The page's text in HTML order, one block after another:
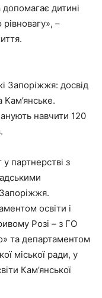
дитині
–
Запоріжжя: досвід
Кам’янське.
навчити 120
партнерстві з
освіти і
Розі – з ГО
та департаментом
міської ради, у
Кам’янської